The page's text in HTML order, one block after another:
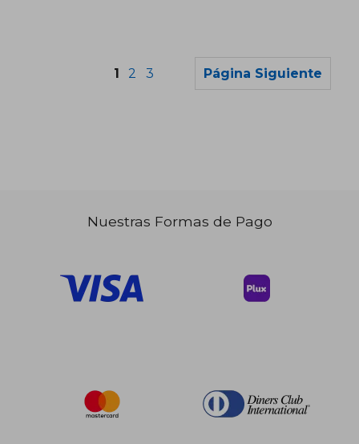
1 2 3 Página Siguiente
Nuestras Formas de Pago